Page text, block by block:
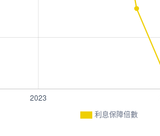
利息保障倍數